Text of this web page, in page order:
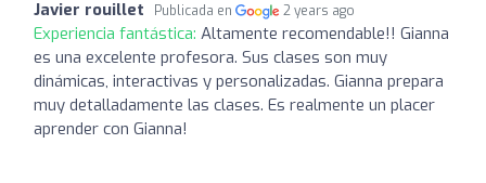
Javier rouillet Publicada en 2 years ago
Experiencia fantástica: Altamente recomendable!! Gianna
es una excelente profesora. Sus clases son muy
dinámicas, interactivas y personalizadas. Gianna prepara
muy detalladamente las clases. Es realmente un placer
aprender con Gianna!